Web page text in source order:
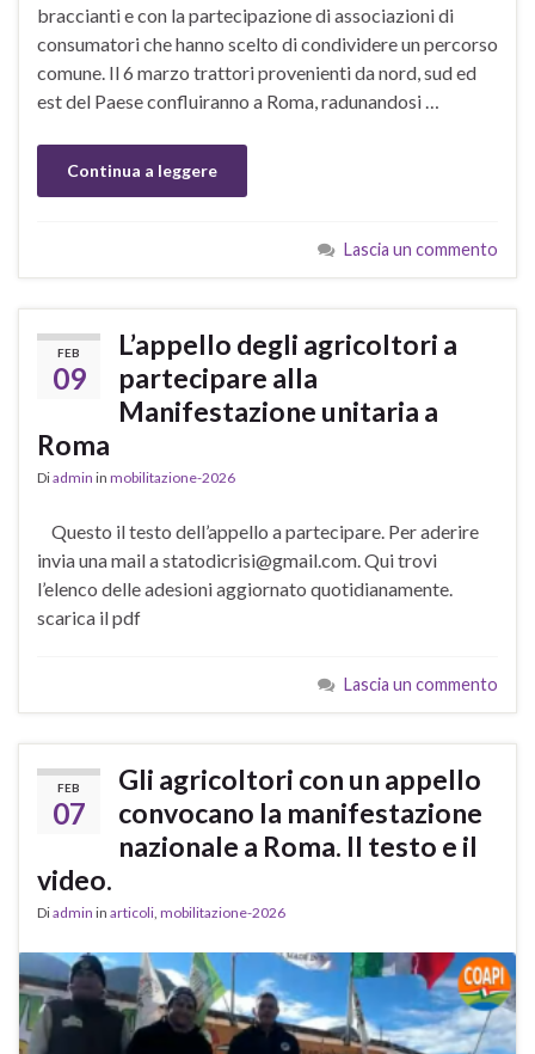
braccianti e con la partecipazione di associazioni di
consumatori che hanno scelto di condividere un percorso
comune. Il 6 marzo trattori provenienti da nord, sud ed
est del Paese confluiranno a Roma, radunandosi …
Continua a leggere
Lascia un commento
FEB
09
L’appello degli agricoltori a
partecipare alla
Manifestazione unitaria a
Roma
Diadmin in mobilitazione-2026
Questo il testo dell’appello a partecipare. Per aderire
invia una mail a statodicrisi@gmail.com. Qui trovi
l’elenco delle adesioni aggiornato quotidianamente.
scarica il pdf
Lascia un commento
FEB
07
Gli agricoltori con un appello
convocano la manifestazione
nazionale a Roma. Il testo e il
video.
Diadmin in articoli, mobilitazione-2026